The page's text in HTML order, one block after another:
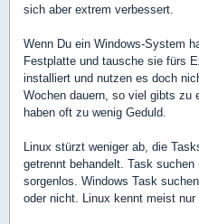
sich aber extrem verbessert.
Wenn Du ein Windows-System
Festplatte und tausche sie fürs
installiert und nutzen es doch
Wochen dauern, so viel gibts zu
haben oft zu wenig Geduld.
Linux stürzt weniger ab, die
getrennt behandelt. Task
sorgenlos. Windows Task
oder nicht. Linux kennt meist nur